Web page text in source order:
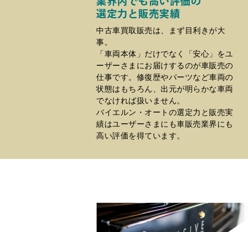
選定力と販売実績
中古車買取販売は、まず目利きが大
事。
「車両本体」だけでなく「安心」をユ
ーザーさまにお届けするのが車販売の
仕事です。修復歴やパーツなど車両の
状態はもちろん、出元が明らかな車両
でなければ扱いません。
バイエルン・オートの選定力と販売実
績はユーザーさまにも車販売業界にも
高い評価を得ています。